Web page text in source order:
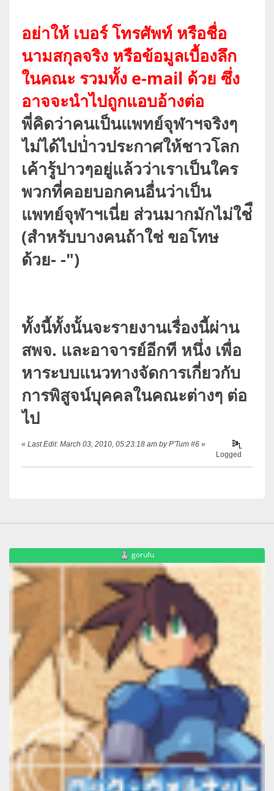
อย่าให้ เบอร์ โทรศัพท์ หรือชื่อ
นามสกุลจริง หรือข้อมูลเบื้องลึก
ในคณะ รวมทั้ง e-mail ด้วย ซึ่ง
อาจจะนำไปถูกแอบอ้างต่อ
พี่คิดว่าคนเป็นแพทย์จุฬาฯจริงๆ
ไม่ได้ไปป่่าวประกาศให้ชาวโลก
เค้ารู้ปาวๆอยู่แล้วว่าเราเป็นใคร
พวกที่คอยบอกคนอื่นว่าเป็น
แพทย์จุฬาฯเนี่ย ส่วนมากมักไม่ใช่ื
(สำหรับบางคนถ้าใช่ ขอโทษ
ด้วย- -")
ทั้งนี้ทั้งนั้นจะรายงานเรื่องนี้ผ่าน
สพจ. และอาจารย์อีกที หนึ่ง เพื่อ
หาระบบแนวทางจัดการเกี่ยวกับ
การพิสูจน์บุคคลในคณะต่างๆ ต่อ
ไป
« Last Edit: March 03, 2010, 05:23:18 am by P'Tum #6 »
Logged
gorufu